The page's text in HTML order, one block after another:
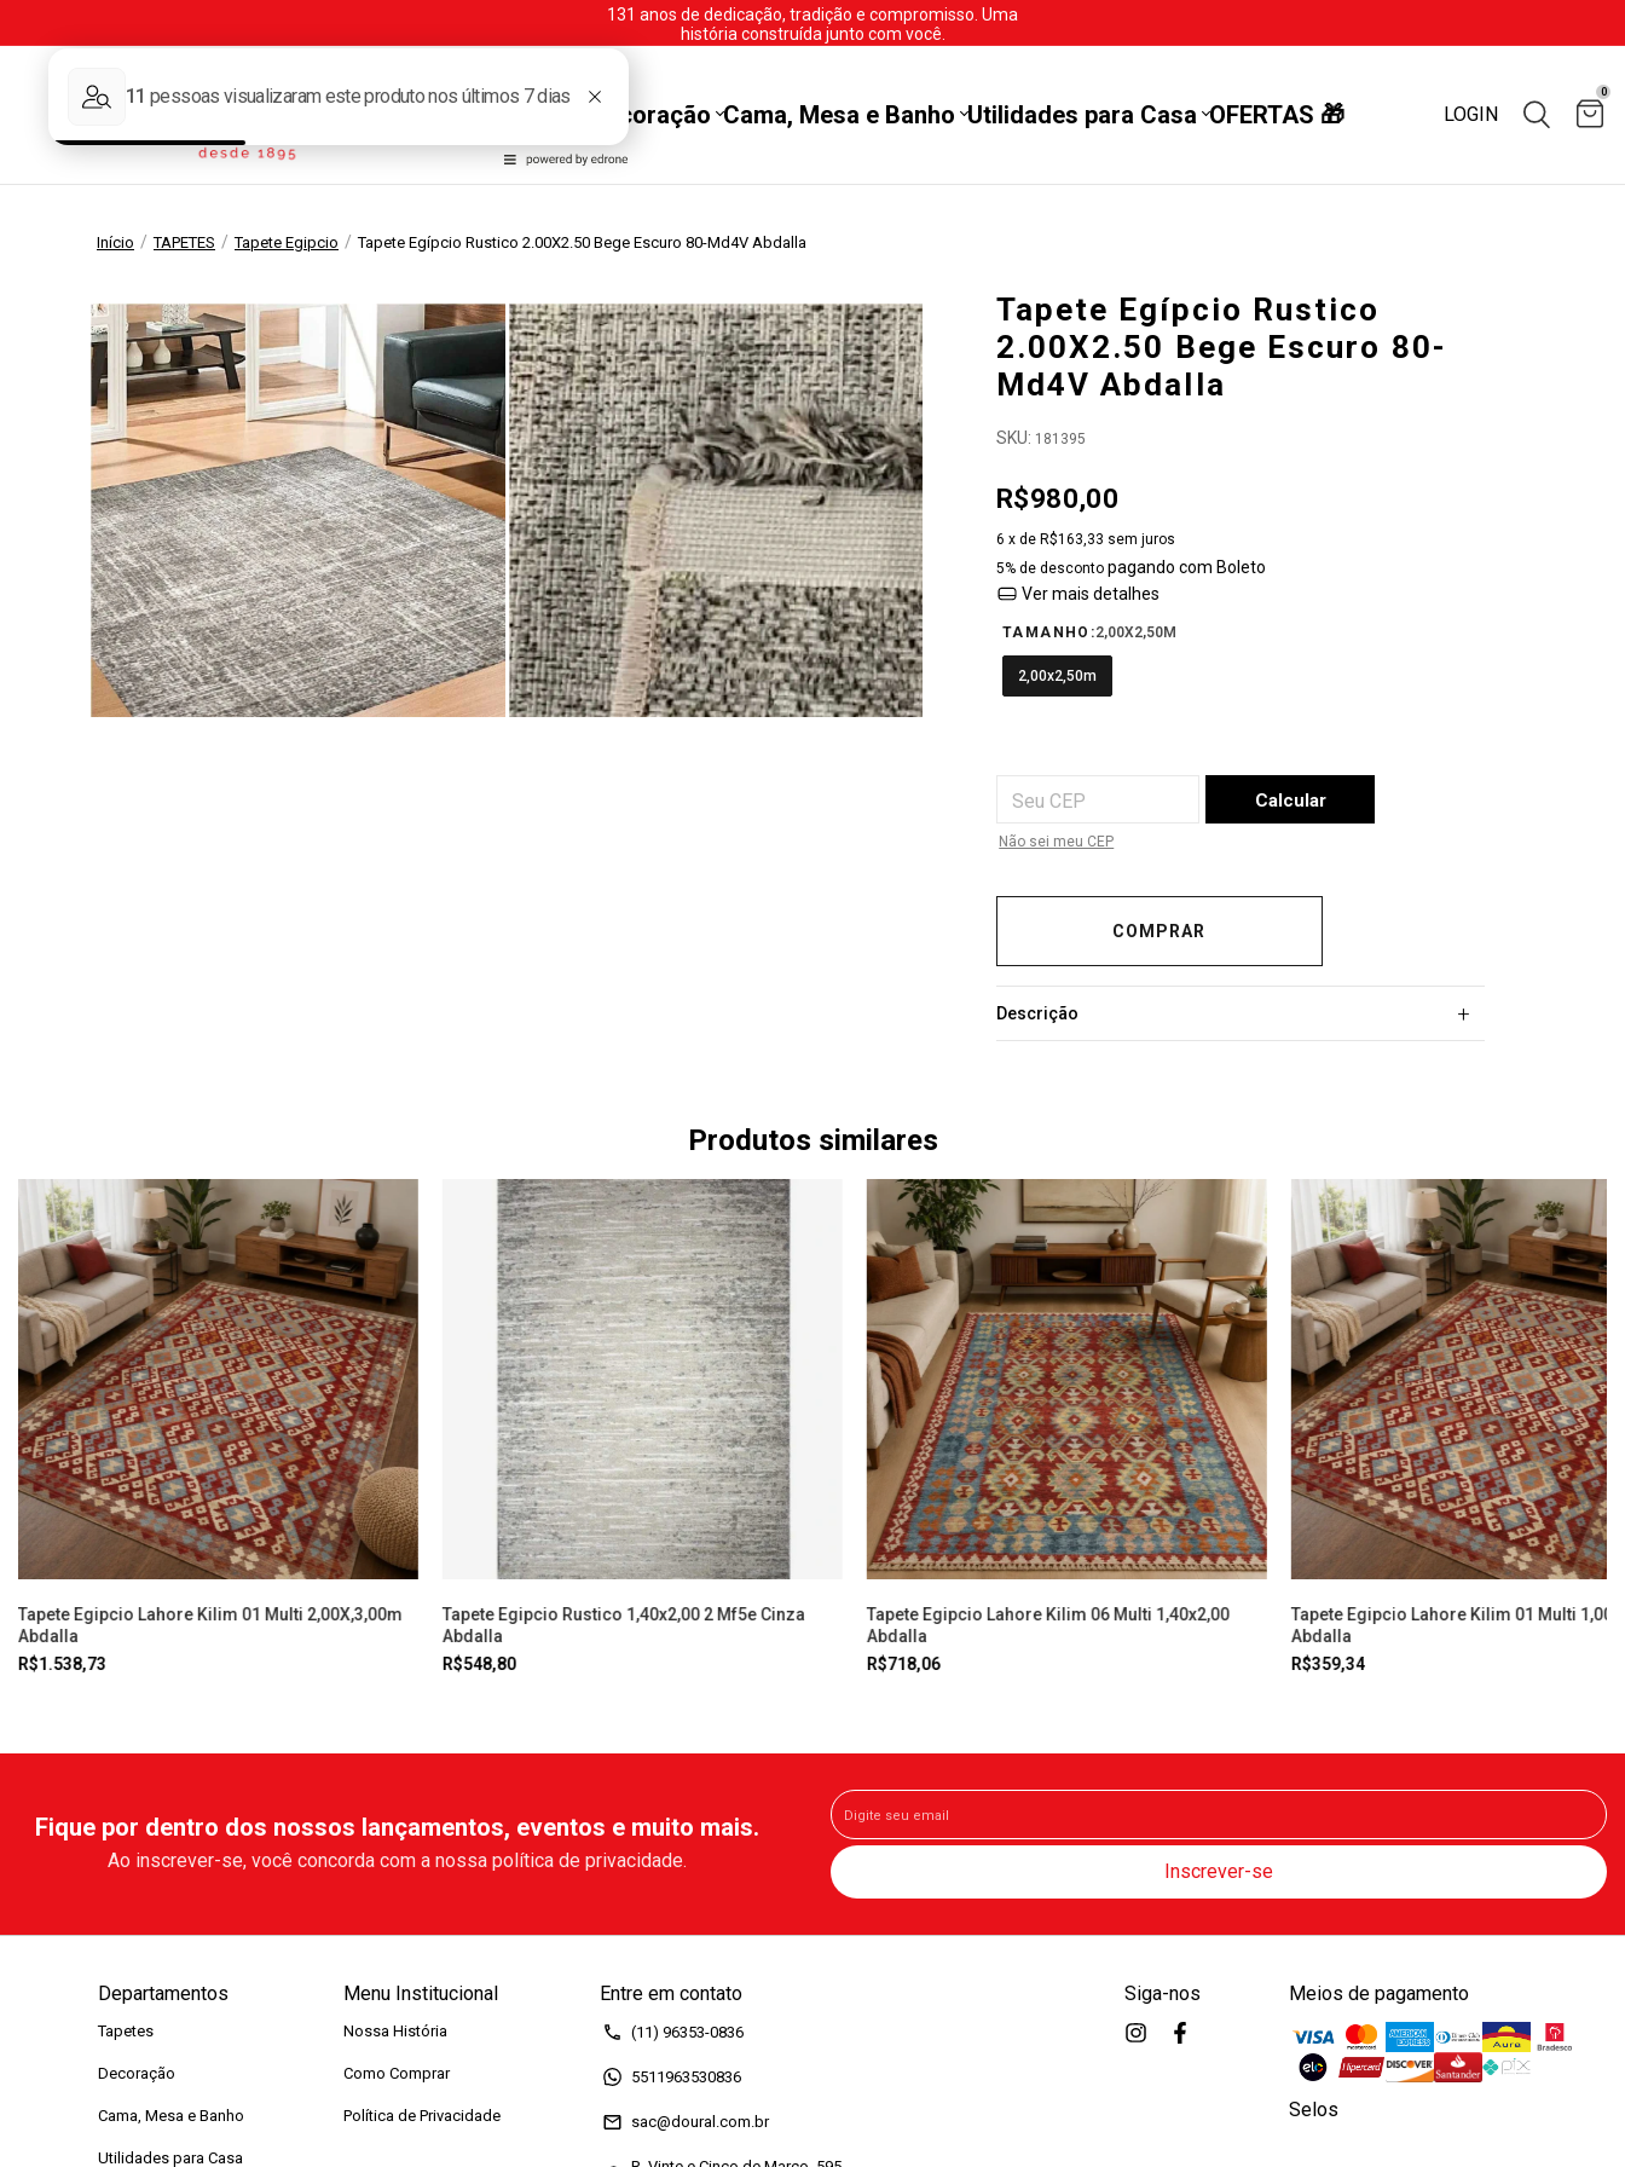
131 anos de dedicação, tradição e compromisso. Uma
história construída junto com você.
Decoração Cama, Mesa e Banho Utilidades para Casa OFERTAS 🎁 LOGIN
0
Início / TAPETES / Tapete Egipcio / Tapete Egípcio Rustico 2.00X2.50 Bege Escuro 80-Md4V Abdalla
Tapete Egípcio Rustico
2.00X2.50 Bege Escuro 80-
Md4V Abdalla
SKU: 181395
R$980,00
6 x de R$163,33 sem juros
5% de descontopagando com Boleto
Ver mais detalhes
TAMANHO:2,00X2,50M
2,00x2,50m
Calcular
Não sei meu CEP
Descrição +
Produtos similares
Tapete Egipcio Lahore Kilim 01 Multi 2,00X,3,00m
Abdalla
R$1.538,73
Tapete Egipcio Rustico 1,40x2,00 2 Mf5e Cinza
Abdalla
R$548,80
Tapete Egipcio Lahore Kilim 06 Multi 1,40x2,00
Abdalla
R$718,06
Tapete Egipcio Lahore Kilim 01 Multi
Abdalla
R$359,34
Fique por dentro dos nossos lançamentos, eventos e muito mais.
Ao inscrever-se, você concorda com a nossa política de privacidade.
Departamentos
Tapetes
Decoração
Cama, Mesa e Banho
Utilidades para Casa
Menu Institucional
Nossa História
Como Comprar
Política de Privacidade
Entre em contato
(11) 96353-0836
5511963530836
sac@doural.com.br
Siga-nos Meios de pagamento
Selos